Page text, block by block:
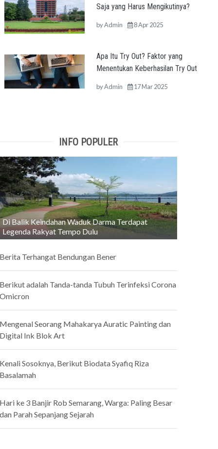
Saja yang Harus Mengikutinya?
byAdmin 8 Apr 2025
Apa Itu Try Out? Faktor yang
Menentukan Keberhasilan Try Out
byAdmin 17 Mar 2025
INFO POPULER
Di Balik Keindahan Waduk Darma Terdapat
Legenda Rakyat Tempo Dulu
Terhangat Bendungan Bener
adalah Tanda-tanda Tubuh Terinfeksi Corona
Seorang Mahakarya Auratic Painting dan
Ink Blok Art
Sosoknya, Berikut Biodata Syafiq Riza
ke 3 Banjir Rob Semarang, Warga: Paling Besar
Parah Sepanjang Sejarah